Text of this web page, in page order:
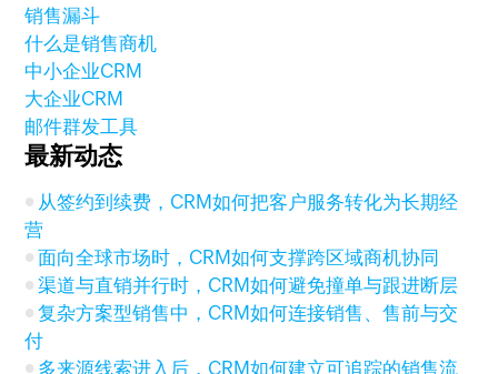
销售漏斗
什么是销售商机
中小企业CRM
大企业CRM
邮件群发工具
最新动态
从签约到续费，CRM如何把客户服务转化为长期经
营
面向全球市场时，CRM如何支撑跨区域商机协同
渠道与直销并行时，CRM如何避免撞单与跟进断层
复杂方案型销售中，CRM如何连接销售、售前与交
付
多来源线索进入后，CRM如何建立可追踪的销售流